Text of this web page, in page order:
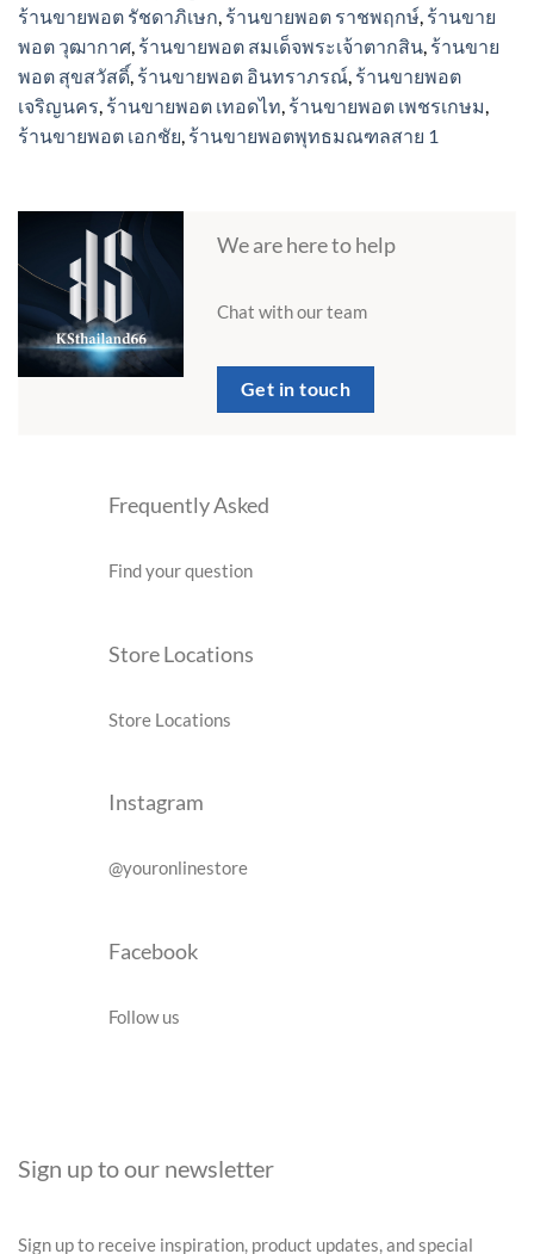
ร้านขายพอต รัชดาภิเษก, ร้านขายพอต ราชพฤกษ์, ร้านขาย
พอต วุฒากาศ, ร้านขายพอต สมเด็จพระเจ้าตากสิน, ร้านขาย
พอต สุขสวัสดิ์, ร้านขายพอต อินทราภรณ์, ร้านขายพอต
เจริญนคร, ร้านขายพอต เทอดไท, ร้านขายพอต เพชรเกษม,
ร้านขายพอต เอกชัย, ร้านขายพอตพุทธมณฑลสาย 1
We are here to help
Chat with our team
Get in touch
Frequently Asked
Find your question
Store Locations
Store Locations
Instagram
@youronlinestore
Facebook
Follow us
Sign up to our newsletter
Sign up to receive inspiration, product updates, and special